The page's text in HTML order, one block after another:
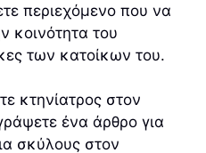
περιεχόμενο που να
κοινότητα του
των κατοίκων του.
κτηνίατρος στον
ένα άρθρο για
σκύλους στον